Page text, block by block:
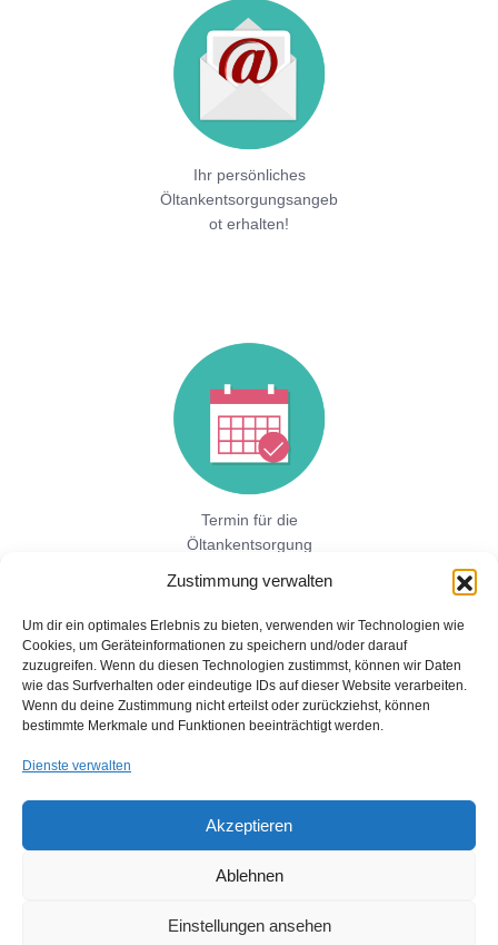
Zustimmung verwalten
Um dir ein optimales Erlebnis zu bieten, verwenden wir Technologien wie
Cookies, um Geräteinformationen zu speichern und/oder darauf
zuzugreifen. Wenn du diesen Technologien zustimmst, können wir Daten
wie das Surfverhalten oder eindeutige IDs auf dieser Website verarbeiten.
Wenn du deine Zustimmung nicht erteilst oder zurückziehst, können
bestimmte Merkmale und Funktionen beeinträchtigt werden.
Dienste verwalten
Akzeptieren
Ablehnen
Einstellungen ansehen
Ihr persönliches
Öltankentsorgungsangeb
ot erhalten!
Termin für die
Öltankentsorgung
Jetzt hier direkt ein unverbindliches
Festpreisangebot einholen!